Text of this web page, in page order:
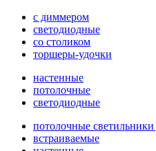
с диммером
светодиодные
со столиком
торшеры-удочки
настенные
потолочные
светодиодные
потолочные
встраиваемые